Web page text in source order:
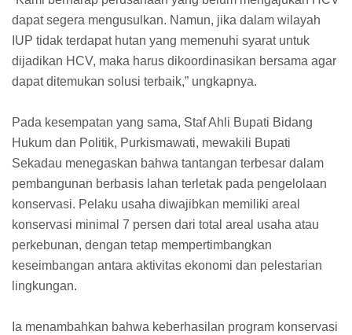
dapat segera mengusulkan. Namun, jika dalam wilayah
IUP tidak terdapat hutan yang memenuhi syarat untuk
dijadikan HCV, maka harus dikoordinasikan bersama agar
dapat ditemukan solusi terbaik,” ungkapnya.
Pada kesempatan yang sama, Staf Ahli Bupati Bidang
Hukum dan Politik, Purkismawati, mewakili Bupati
Sekadau menegaskan bahwa tantangan terbesar dalam
pembangunan berbasis lahan terletak pada pengelolaan
konservasi. Pelaku usaha diwajibkan memiliki areal
konservasi minimal 7 persen dari total areal usaha atau
perkebunan, dengan tetap mempertimbangkan
keseimbangan antara aktivitas ekonomi dan pelestarian
lingkungan.
Ia menambahkan bahwa keberhasilan program konservasi